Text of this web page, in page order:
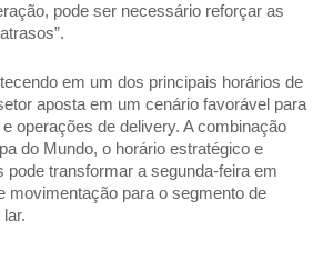
pode ser necessário reforçar as
em um dos principais horários de
aposta em um cenário favorável para
operações de delivery. A combinação
do Mundo, o horário estratégico e
pode transformar a segunda-feira em
movimentação para o segmento de